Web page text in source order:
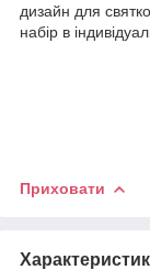
дизайн для
набір в
Приховати